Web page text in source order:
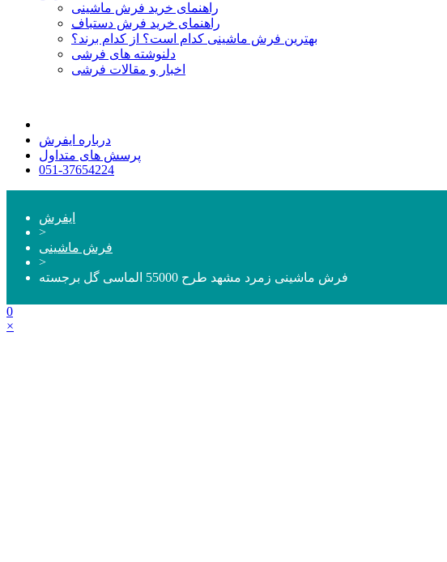
راهنمای خرید فرش ماشینی
راهنمای خرید فرش دستباف
بهترین فرش ماشینی کدام است؟ از کدام برند؟
دلنوشته های فرشی
اخبار و مقالات فرشی
درباره ایفرش
پرسش های متداول
051-37654224
ایفرش
>
فرش ماشینی
>
فرش ماشینی زمرد مشهد طرح 55000 الماسی گل برجسته
0
×